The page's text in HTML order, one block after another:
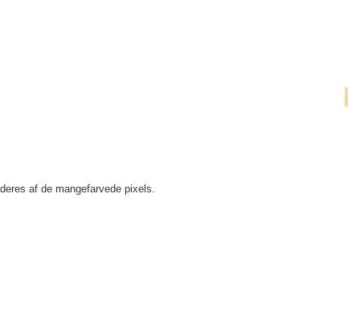
af de mangefarvede pixels.